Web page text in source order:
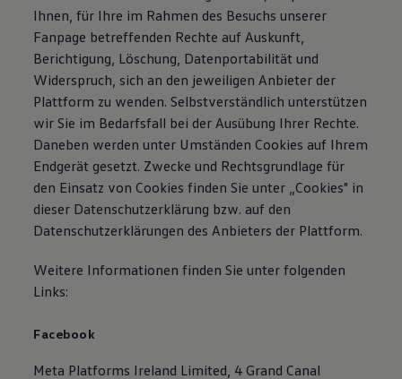
Ihnen, für Ihre im Rahmen des Besuchs unserer
Fanpage betreffenden Rechte auf Auskunft,
Berichtigung, Löschung, Datenportabilität und
Widerspruch, sich an den jeweiligen Anbieter der
Plattform zu wenden. Selbstverständlich unterstützen
wir Sie im Bedarfsfall bei der Ausübung Ihrer Rechte.
Daneben werden unter Umständen Cookies auf Ihrem
Endgerät gesetzt. Zwecke und Rechtsgrundlage für
den Einsatz von Cookies finden Sie unter „Cookies" in
dieser Datenschutzerklärung bzw. auf den
Datenschutzerklärungen des Anbieters der Plattform.
Weitere Informationen finden Sie unter folgenden
Links:
Facebook
Meta Platforms Ireland Limited, 4 Grand Canal